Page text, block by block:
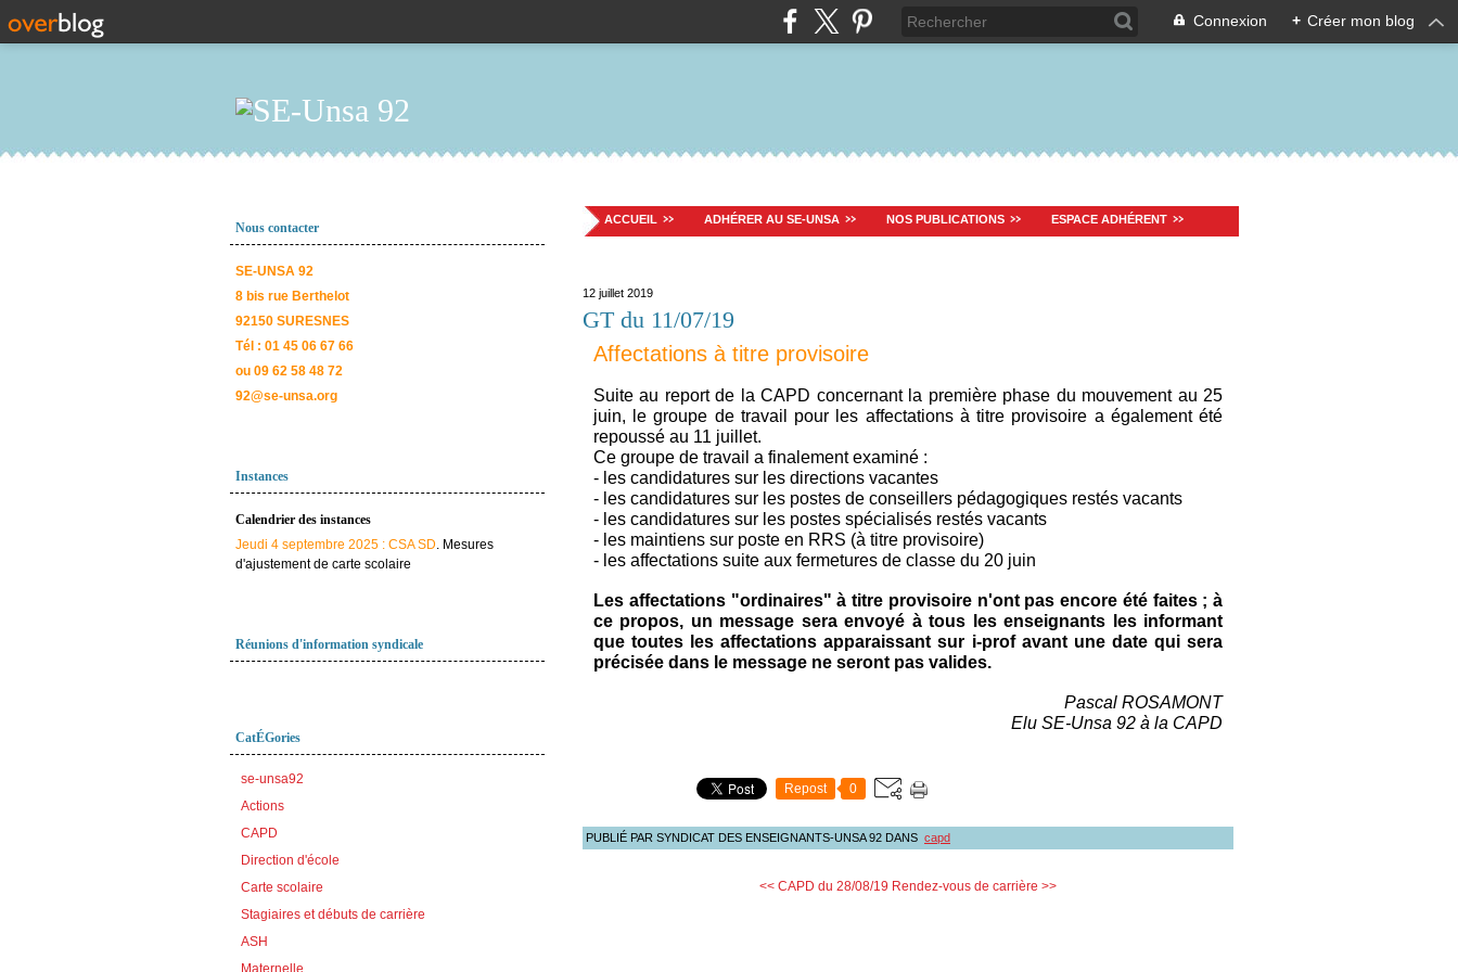
Connexion + Créer mon blog
Nous contacter
SE-UNSA 92
8 bis rue Berthelot
92150 SURESNES
Tél : 01 45 06 67 66
ou 09 62 58 48 72
92@se-unsa.org
Instances
Calendrier des instances
Jeudi 4 septembre 2025 : CSA SD. Mesures
d'ajustement de carte scolaire
Réunions d'information syndicale
CatÉGories
se-unsa92
Actions
CAPD
Direction d'école
Carte scolaire
Stagiaires et débuts de carrière
ASH
Maternelle
ACCUEIL ADHÉRER AU SE-UNSA NOS PUBLICATIONS ESPACE ADHÉRENT
12 juillet 2019
GT du 11/07/19
Affectations à titre provisoire
Suite au report de la CAPD concernant la première phase du mouvement au 25
juin, le groupe de travail pour les affectations à titre provisoire a également été
repoussé au 11 juillet.
Ce groupe de travail a finalement examiné :
- les candidatures sur les directions vacantes
- les candidatures sur les postes de conseillers pédagogiques restés vacants
- les candidatures sur les postes spécialisés restés vacants
- les maintiens sur poste en RRS (à titre provisoire)
- les affectations suite aux fermetures de classe du 20 juin
Les affectations "ordinaires" à titre provisoire n'ont pas encore été faites ; à
ce propos, un message sera envoyé à tous les enseignants les informant
que toutes les affectations apparaissant sur i-prof avant une date qui sera
précisée dans le message ne seront pas valides.
Pascal ROSAMONT
Elu SE-Unsa 92 à la CAPD
Repost 0
PUBLIÉ PAR SYNDICAT DES ENSEIGNANTS-UNSA 92 DANS capd
<< CAPD du 28/08/19 Rendez-vous de carrière >>